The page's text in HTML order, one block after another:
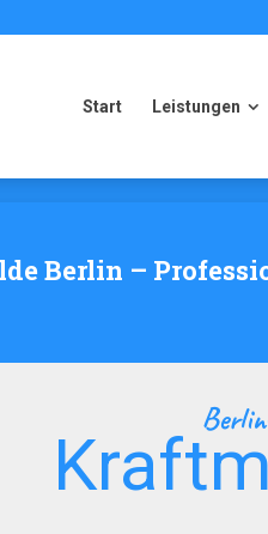
Start Leistungen
Start Leistungen
Berlin –